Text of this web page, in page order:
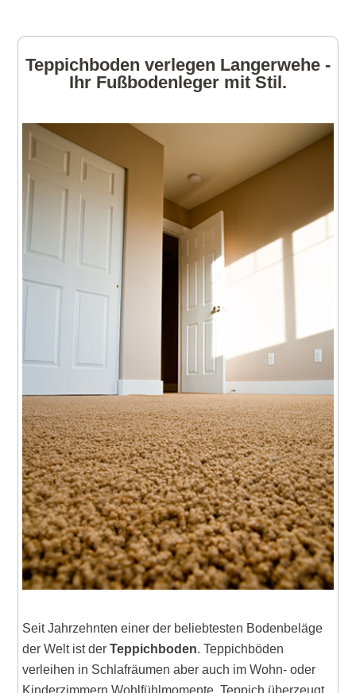
Teppichboden verlegen Langerwehe -
Ihr Fußbodenleger mit Stil.
Seit Jahrzehnten einer der beliebtesten Bodenbeläge
der Welt ist derTeppichboden. Teppichböden
verleihen in Schlafräumen aber auch im Wohn- oder
Kinderzimmern Wohlfühlmomente. Teppich überzeugt